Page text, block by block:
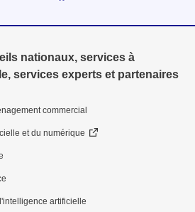
nationaux, services à
services experts et partenaires
commercial
et du numérique
artificielle